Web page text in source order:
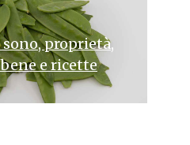
sono, proprietà,
e ricette